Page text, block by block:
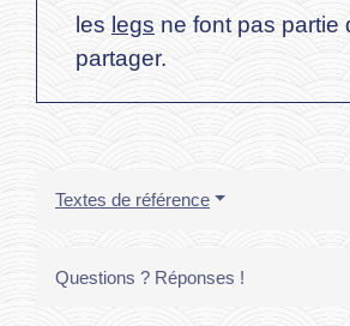
les legs ne font pas partie
partager.
Textes de référence
Questions ? Réponses !